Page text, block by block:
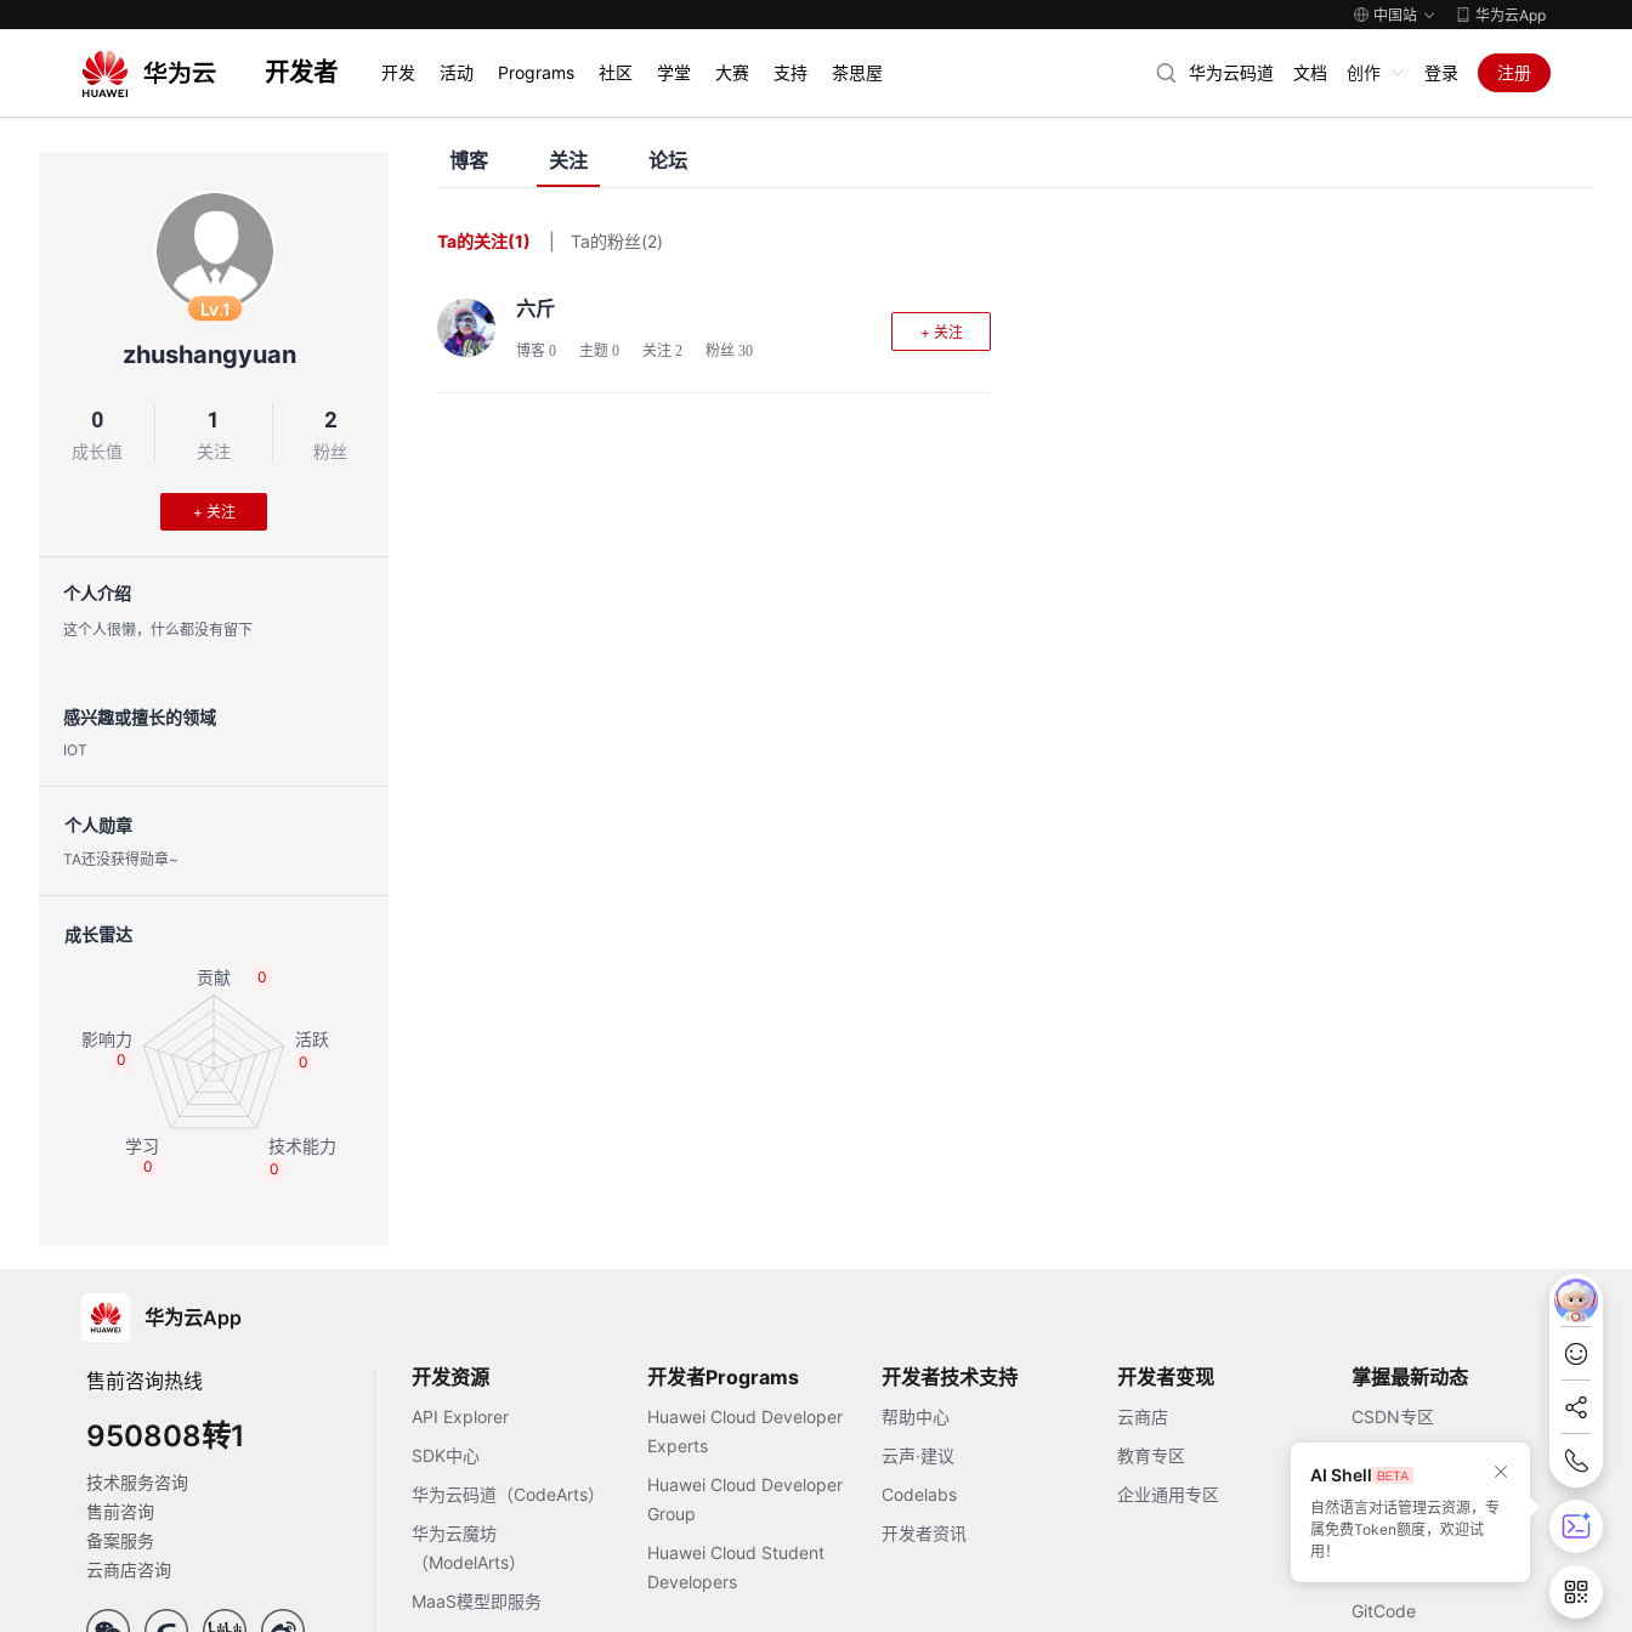
中国站 华为云App
开发者 开发 活动 Programs 社区 学堂 大赛 支持 茶思屋 华为云码道 文档 创作 登录 注册
Lv.1
zhushangyuan
0
成长值
1
关注
2
粉丝
+ 关注
个人介绍
这个人很懒，什么都没有留下
感兴趣或擅长的领域
IOT
个人勋章
TA还没获得勋章~
成长雷达
0
0
0
0
0
博客 关注 论坛
Ta的关注(1) Ta的粉丝(2)
六斤
博客 0 主题 0 关注 2 粉丝 30
+ 关注
AI Shell
自然语言对话管理云资源，专
属免费Token额度，欢迎试
用！
华为云App
售前咨询热线
950808转1
技术服务咨询
售前咨询
备案服务
云商店咨询
开发资源
API Explorer
SDK中心
华为云码道（CodeArts）
华为云魔坊
（ModelArts）
MaaS模型即服务
开发者Programs
Huawei Cloud Developer
Experts
Huawei Cloud Developer
Group
Huawei Cloud Student
Developers
开发者技术支持
帮助中心
云声·建议
Codelabs
开发者资讯
开发者变现
云商店
教育专区
企业通用专区
掌握最新动态
CSDN专区
51CTO
GitCode